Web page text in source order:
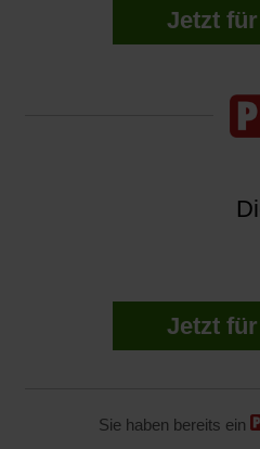
Jetzt
Jetzt
Sie haben bereits ein